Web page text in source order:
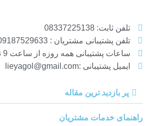
تلفن ثابت: 08337225138
تلفن پشتیبانی مشتریان : 09187529633
ساعات پشتیبانی همه روزه از ساعت 9 تا 21
ایمیل پشتیبانی :lieyagol@gmail.com
پر بازدید ترین مقاله
راهنمای خدمات مشتریان